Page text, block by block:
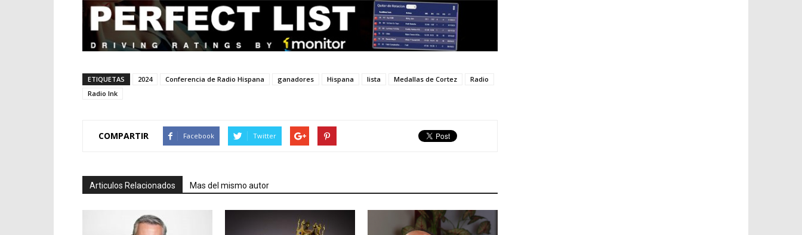
ETIQUETAS 2024 Conferencia de Radio Hispana ganadores Hispana lista Medallas de Cortez
Radio
Radio Ink
COMPARTIR Facebook Twitter
Articulos Relacionados Mas del mismo autor